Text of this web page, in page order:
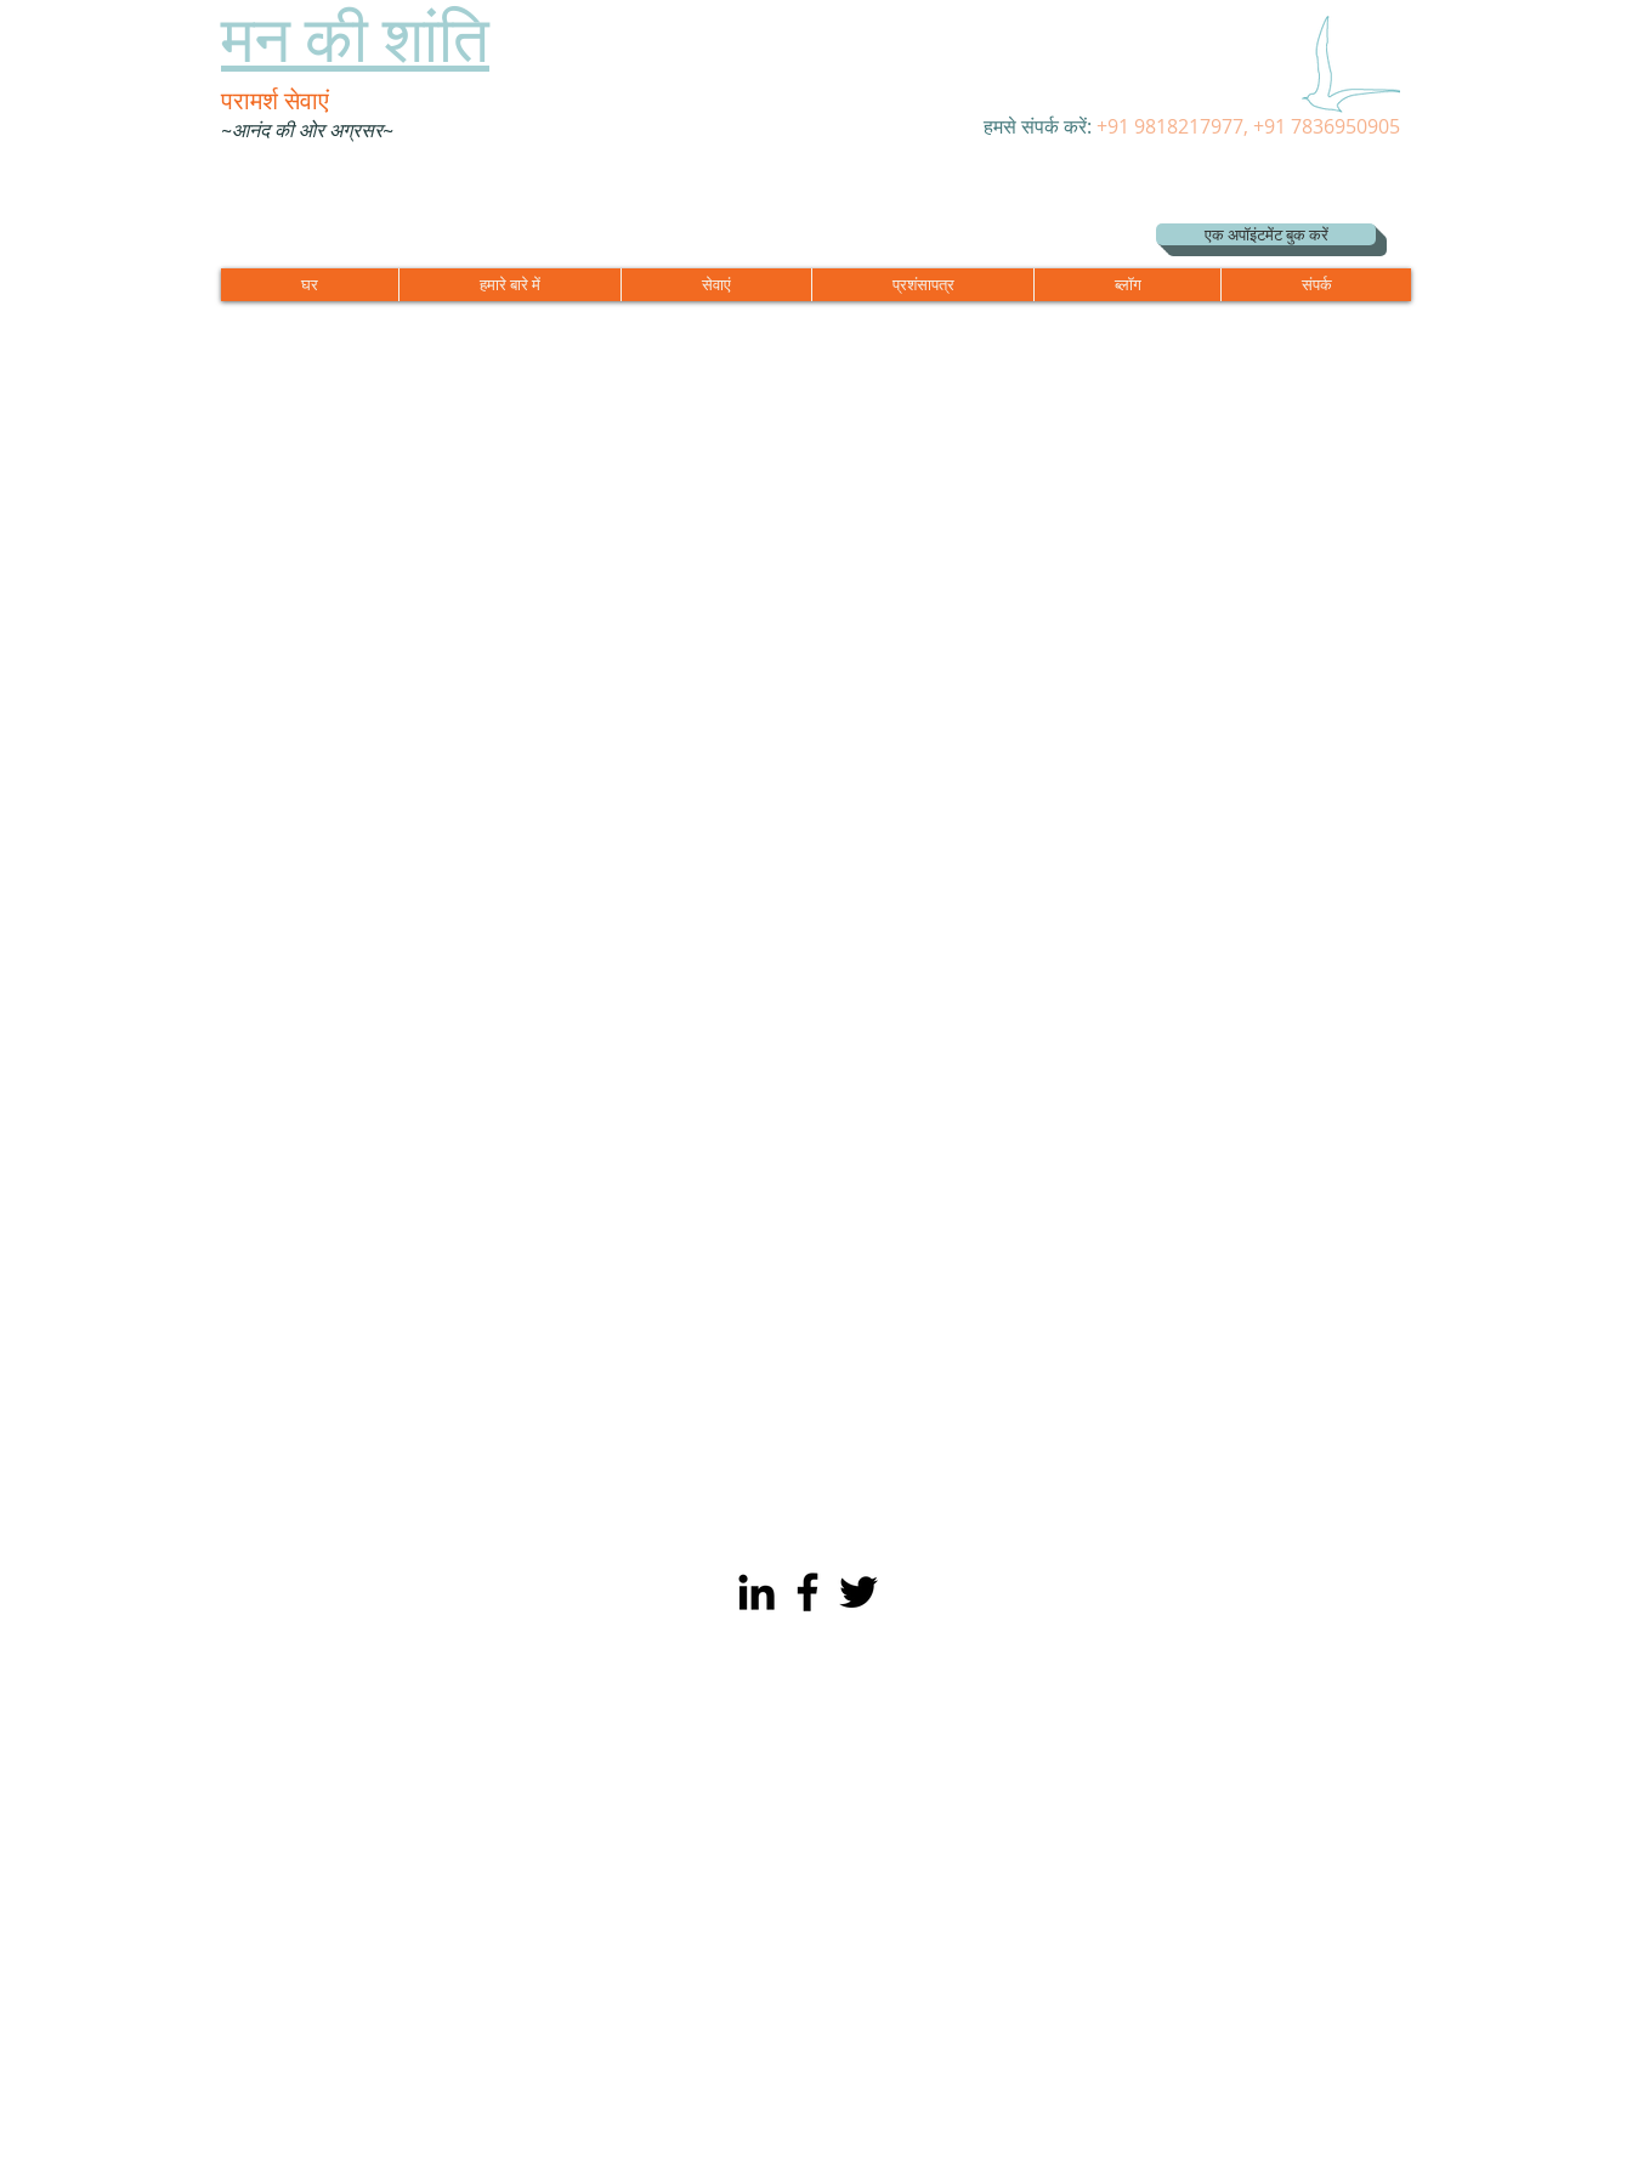
मन की शांति
परामर्श सेवाएं
~आनंद की ओर अग्रसर~ हमसे संपर्क करें: +91 9818217977, +91 7836950905
एक अपॉइंटमेंट बुक करें
घर हमारे बारे में सेवाएं प्रशंसापत्र ब्लॉग संपर्क